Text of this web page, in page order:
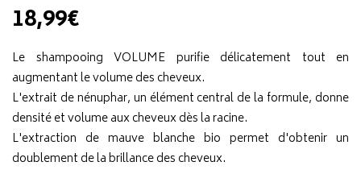
18,99€
Le shampooing VOLUME purifie délicatement tout en
augmentant le volume des cheveux.
L'extrait de nénuphar, un élément central de la formule, donne
densité et volume aux cheveux dès la racine.
L'extraction de mauve blanche bio permet d'obtenir un
doublement de la brillance des cheveux.